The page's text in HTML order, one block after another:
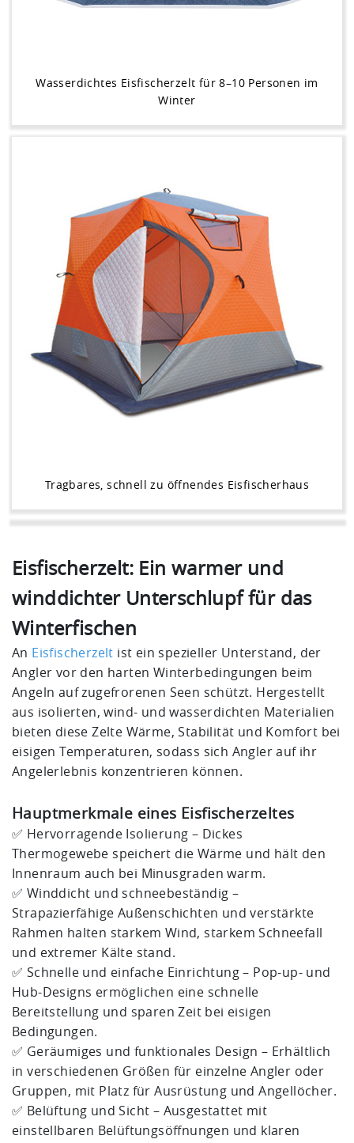
Wasserdichtes Eisfischerzelt für 8–10 Personen im
Winter
Tragbares, schnell zu öffnendes Eisfischerhaus
Eisfischerzelt: Ein warmer und
winddichter Unterschlupf für das
Winterfischen
An Eisfischerzelt ist ein spezieller Unterstand, der
Angler vor den harten Winterbedingungen beim
Angeln auf zugefrorenen Seen schützt. Hergestellt
aus isolierten, wind- und wasserdichten Materialien
bieten diese Zelte Wärme, Stabilität und Komfort bei
eisigen Temperaturen, sodass sich Angler auf ihr
Angelerlebnis konzentrieren können.
Hauptmerkmale eines Eisfischerzeltes
✅ Hervorragende Isolierung – Dickes
Thermogewebe speichert die Wärme und hält den
Innenraum auch bei Minusgraden warm.
✅ Winddicht und schneebeständig –
Strapazierfähige Außenschichten und verstärkte
Rahmen halten starkem Wind, starkem Schneefall
und extremer Kälte stand.
✅ Schnelle und einfache Einrichtung – Pop-up- und
Hub-Designs ermöglichen eine schnelle
Bereitstellung und sparen Zeit bei eisigen
Bedingungen.
✅ Geräumiges und funktionales Design – Erhältlich
in verschiedenen Größen für einzelne Angler oder
Gruppen, mit Platz für Ausrüstung und Angellöcher.
✅ Belüftung und Sicht – Ausgestattet mit
einstellbaren Belüftungsöffnungen und klaren